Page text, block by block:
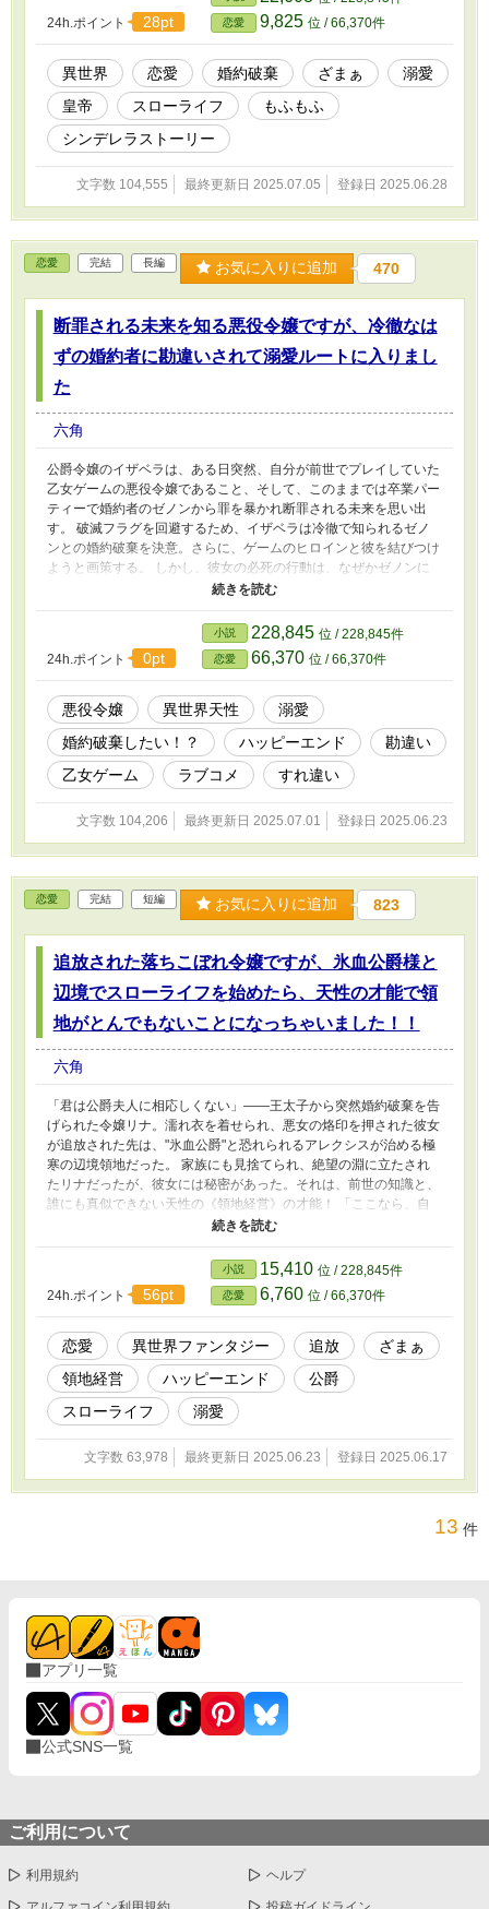
帝』と国内外に恐れられる、隣国の若き最強皇帝――ゼオンハル
ト・フォン・アドラーだった。 誰もがアリアンナの終わりを確信
し、固唾をのんで見守る中、絶対君主であるはずの皇帝が、おもむ
ろに彼女の前に跪いた。 「――ようやくお会いできました、私の
愛しい人。どうか、この私と結婚していただけませんか？」
「…………え？」 予想外すぎる言葉に、アリアンナは思考が停止
する。 なぜ、落ちぶれた私を？ そもそも、お会いしたこともない
はずでは……？ 戸惑うアリアンナを意にも介さず、皇帝陛下の猛
烈な求愛が始まる。 冷酷非情な仮面の下に隠された素顔は、アリ
アンナにだけは蜂蜜のように甘く、とろけるような眼差しを向けて
くる独占欲の塊だった。 彼から与えられたのは、豊かな自然に囲
まれた美しい辺境の領地。 美味しいものを食べ、可愛いもふもふ
に癒やされ、温かい領民たちと心を通わせる――。 そんな穏やか
な日々の中で、アリアンナは凍てついていた心を少しずつ溶かして
いく。 しかし、彼がひた隠す〝重大な秘密〟と、時折見せる切な
げな表情の理由とは……？ これは、どん底から這い上がる令嬢
が、最強皇帝の重すぎるほどの愛に包まれながら、自分だけの居場
ラストーリー。
24h.ポイント 28pt 恋愛 9,825 位 / 66,370件
異世界 恋愛 婚約破棄 ざまぁ
溺愛
皇帝
スローライフ
もふもふ
シンデレラストーリー
文字数 104,555 最終更新日 2025.07.05 登録日 2025.06.28
恋愛 完結 長編 お気に入りに追加 470
断罪される未来を知る悪役令嬢ですが、冷徹なは
ずの婚約者に勘違いされて溺愛ルートに入りまし
た
六角
公爵令嬢のイザベラは、ある日突然、自分が前世でプレイしていた
乙女ゲームの悪役令嬢であること、そして、このままでは卒業パー
ティーで婚約者のゼノンから罪を暴かれ断罪される未来を思い出
す。 破滅フラグを回避するため、イザベラは冷徹で知られるゼノ
ンとの婚約破棄を決意。さらに、ゲームのヒロインと彼を結びつけ
ようと画策する。 しかし、彼女の必死の行動は、なぜかゼノンに
「俺の気を引こうとする健気でいじらしい姿」と勘違いされてしま
の貴公子と呼ばれる彼の、予想外の溺愛が始まってしまい…！？
断罪を避けたい悪役令嬢と、彼女の行動をすべてポジティブに勘違
いする冷徹婚約者の、甘くてハラハラなすれ違いラブコメディ！
24h.ポイント 0pt
小説 228,845 位 / 228,845件
恋愛 66,370 位 / 66,370件
悪役令嬢 異世界天性
溺愛
婚約破棄したい！？
ハッピーエンド
勘違い
乙女ゲーム
ラブコメ すれ違い
文字数 104,206 最終更新日 2025.07.01 登録日 2025.06.23
恋愛 完結 短編 お気に入りに追加 823
追放された落ちこぼれ令嬢ですが、氷血公爵様と
辺境でスローライフを始めたら、天性の才能で領
地がとんでもないことになっちゃいました！！
六角
「君は公爵夫人に相応しくない」――王太子から突然婚約破棄を告
げられた令嬢リナ。濡れ衣を着せられ、悪女の烙印を押された彼女
が追放された先は、"氷血公爵"と恐れられるアレクシスが治める極
寒の辺境領地だった。 家族にも見捨てられ、絶望の淵に立たされ
たリナだったが、彼女には秘密があった。それは、前世の知識と、
誰にも真似できない天性の《領地経営》の才能！ 「ここなら、自
由に生きられるかもしれない」 活気のない領地に、リナは次々と
土地は黄金色の麦畑へ。彼女の魔法のような手腕に、最初は冷やや
かだった領民たちも、そして氷のように冷たいはずのアレクシス
も、次第に心を溶かされていく。 「リナ、君は私の領地だけの女
神ではない。……私だけの、女神だ」
24h.ポイント 56pt
小説 15,410 位 / 228,845件
恋愛 6,760 位 / 66,370件
恋愛 異世界ファンタジー 追放
ざまぁ
領地経営
ハッピーエンド
公爵
スローライフ
溺愛
文字数 63,978 最終更新日 2025.06.23 登録日 2025.06.17
13 件
アプリ一覧
公式SNS一覧
ご利用について
利用規約 ヘルプ